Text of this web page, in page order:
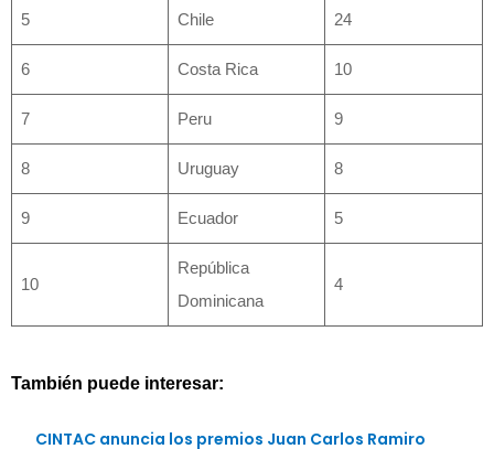
5 Chile 24
6 Costa Rica 10
7 Peru 9
8 Uruguay 8
9 Ecuador 5
10
República
Dominicana
4
También puede interesar:
CINTAC anuncia los premios Juan Carlos Ramiro